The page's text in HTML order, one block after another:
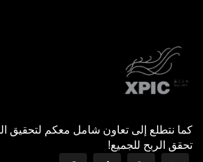
كما نتطلع إلى تعاون شامل معكم لتحقيق
تحقق الربح للجميع!